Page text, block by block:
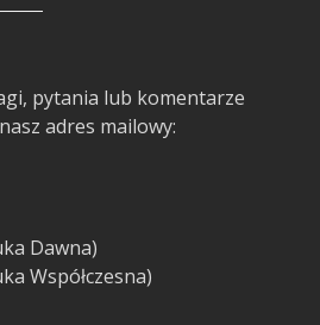
pytania lub komentarze
adres mailowy:
Dawna)
Współczesna)